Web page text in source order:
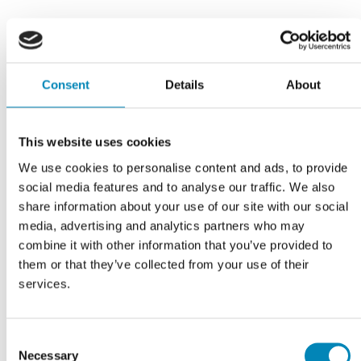
Consent Details About
This website uses cookies
We use cookies to personalise content and ads, to provide
social media features and to analyse our traffic. We also
share information about your use of our site with our social
media, advertising and analytics partners who may
combine it with other information that you’ve provided to
them or that they’ve collected from your use of their
services.
Selection
Necessary
Professionel rådgivning
VI TILBYDER DIG